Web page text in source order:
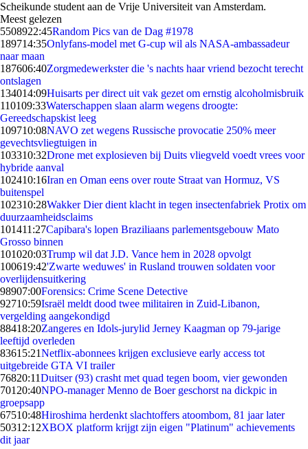
Scheikunde student aan de Vrije Universiteit van Amsterdam.
Meest gelezen
5508922:45Random Pics van de Dag #1978
189714:35Onlyfans-model met G-cup wil als NASA-ambassadeur
naar maan
187606:40Zorgmedewerkster die 's nachts haar vriend bezocht terecht
ontslagen
134014:09Huisarts per direct uit vak gezet om ernstig alcoholmisbruik
110109:33Waterschappen slaan alarm wegens droogte:
Gereedschapskist leeg
109710:08NAVO zet wegens Russische provocatie 250% meer
gevechtsvliegtuigen in
103310:32Drone met explosieven bij Duits vliegveld voedt vrees voor
hybride aanval
102410:16Iran en Oman eens over route Straat van Hormuz, VS
buitenspel
102310:28Wakker Dier dient klacht in tegen insectenfabriek Protix om
duurzaamheidsclaims
101411:27Capibara's lopen Braziliaans parlementsgebouw Mato
Grosso binnen
101020:03Trump wil dat J.D. Vance hem in 2028 opvolgt
100619:42'Zwarte weduwes' in Rusland trouwen soldaten voor
overlijdensuitkering
98907:00Forensics: Crime Scene Detective
92710:59Israël meldt dood twee militairen in Zuid-Libanon,
vergelding aangekondigd
88418:20Zangeres en Idols-jurylid Jerney Kaagman op 79-jarige
leeftijd overleden
83615:21Netflix-abonnees krijgen exclusieve early access tot
uitgebreide GTA VI trailer
76820:11Duitser (93) crasht met quad tegen boom, vier gewonden
701 20:40NPO-manager Menno de Boer geschorst na dickpic in
groepsapp
67510:48Hiroshima herdenkt slachtoffers atoombom, 81 jaar later
50312:12XBOX platform krijgt zijn eigen "Platinum" achievements
dit jaar